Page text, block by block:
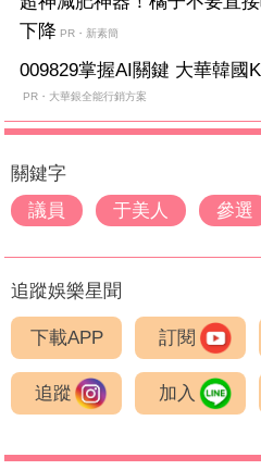
下降 PR・新素簡
009829掌握AI關鍵 大華韓國
PR・大華銀全能行銷方案
關鍵字
議員
于美人 參選
追蹤娛樂星聞
下載APP 訂閱
追蹤 加入